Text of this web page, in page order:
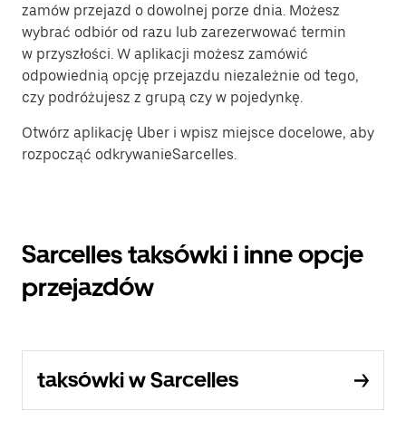
zamów przejazd o dowolnej porze dnia. Możesz
wybrać odbiór od razu lub zarezerwować termin
w przyszłości. W aplikacji możesz zamówić
odpowiednią opcję przejazdu niezależnie od tego,
czy podróżujesz z grupą czy w pojedynkę.
Otwórz aplikację Uber i wpisz miejsce docelowe, aby
rozpocząć odkrywanieSarcelles.
Sarcelles taksówki i inne opcje
przejazdów
taksówki w Sarcelles